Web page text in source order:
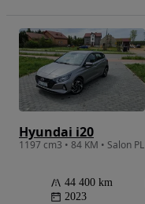
Hyundai i20
1197 cm3 • 84 KM • Salon PL
44 400 km
2023